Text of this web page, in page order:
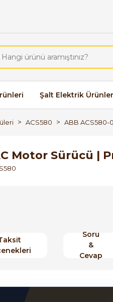
Şalt Elektrik
ACS580 ABB ACS580-
Motor Sürücü
Soru
&
Cevap